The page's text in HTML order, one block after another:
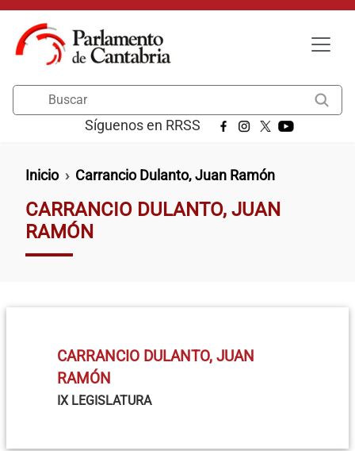
Pasar al contenido principal
Síguenos en RRSS
Ruta de navegación
Inicio Carrancio Dulanto, Juan Ramón
CARRANCIO DULANTO, JUAN
RAMÓN
CARRANCIO DULANTO, JUAN
RAMÓN
IX LEGISLATURA